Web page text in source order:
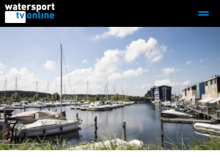
Adverteren Redactie
Bellen Zoeken
●●